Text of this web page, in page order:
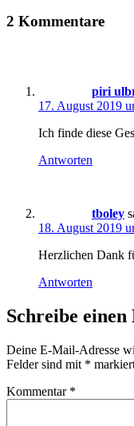
2 Kommentare
piri
17. August 2019
Ich finde diese
Antworten
tboley
18. August 2019
Herzlichen Dank
Antworten
Schreibe
Deine E-Mail-Adresse
Felder sind mit *
Kommentar *